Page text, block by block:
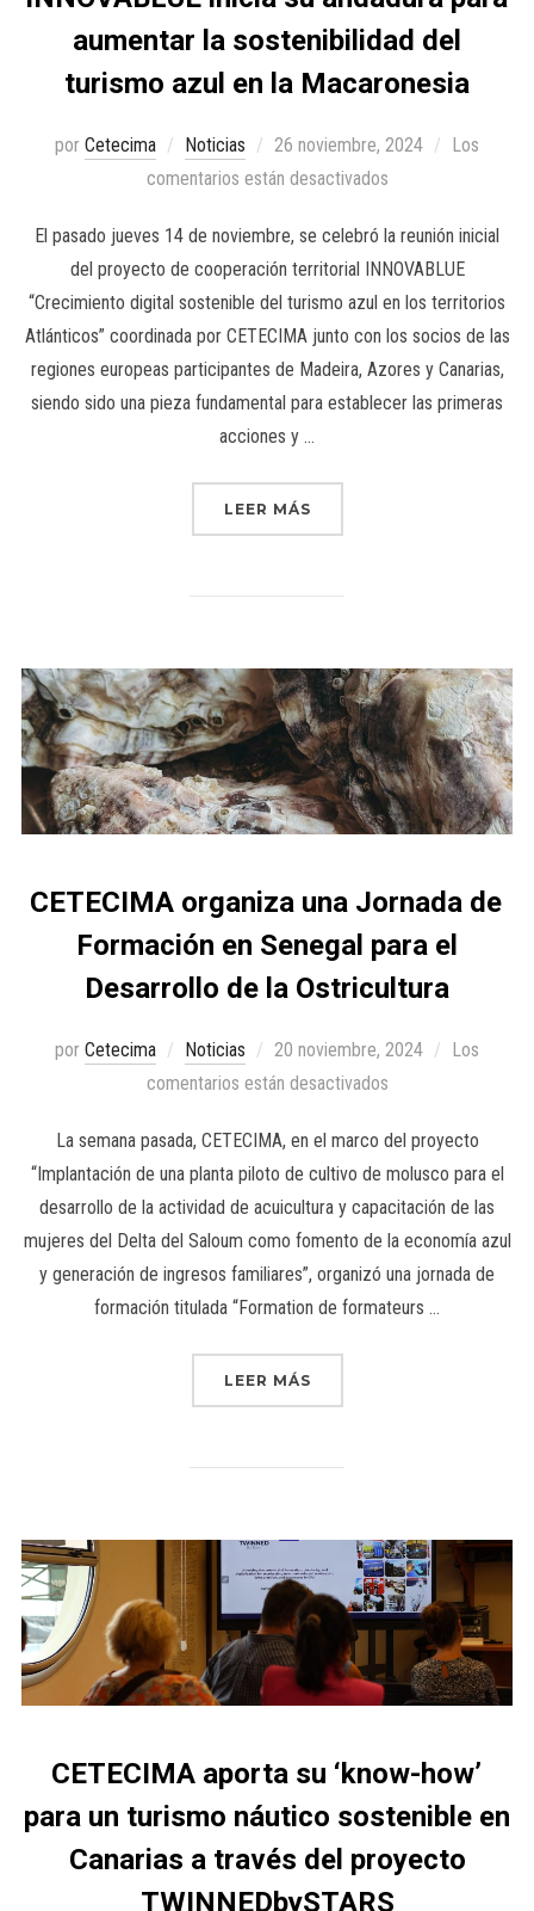
aumentar la sostenibilidad del
turismo azul en la Macaronesia
por Cetecima Noticias 26 noviembre, 2024
Los
comentarios están desactivados
El pasado jueves 14 de noviembre, se celebró la reunión inicial
del proyecto de cooperación territorial INNOVABLUE
“Crecimiento digital sostenible del turismo azul en los territorios
Atlánticos” coordinada por CETECIMA junto con los socios de las
regiones europeas participantes de Madeira, Azores y Canarias,
siendo sido una pieza fundamental para establecer las primeras
acciones y …
LEER MÁS
CETECIMA organiza una Jornada de
Formación en Senegal para el
Desarrollo de la Ostricultura
por Cetecima Noticias 20 noviembre, 2024
Los
comentarios están desactivados
La semana pasada, CETECIMA, en el marco del proyecto
“Implantación de una planta piloto de cultivo de molusco para el
desarrollo de la actividad de acuicultura y capacitación de las
mujeres del Delta del Saloum como fomento de la economía azul
y generación de ingresos familiares”, organizó una jornada de
formación titulada “Formation de formateurs …
LEER MÁS
CETECIMA aporta su ‘know-how’
para un turismo náutico sostenible en
Canarias a través del proyecto
TWINNEDbySTARS